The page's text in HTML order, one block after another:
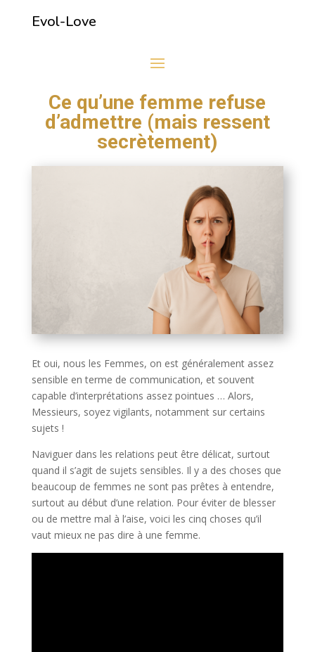
Evol-Love
Ce qu’une femme refuse
d’admettre (mais ressent
secrètement)
Et oui, nous les Femmes, on est généralement assez
sensible en terme de communication, et souvent
capable d’interprétations assez pointues … Alors,
Messieurs, soyez vigilants, notamment sur certains
sujets !
Naviguer dans les relations peut être délicat, surtout
quand il s’agit de sujets sensibles. Il y a des choses que
beaucoup de femmes ne sont pas prêtes à entendre,
surtout au début d’une relation. Pour éviter de blesser
ou de mettre mal à l’aise, voici les cinq choses qu’il
vaut mieux ne pas dire à une femme.